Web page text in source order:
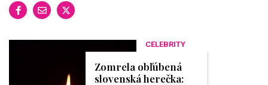
CELEBRITY
Zomrela obľúbená
slovenská herečka: